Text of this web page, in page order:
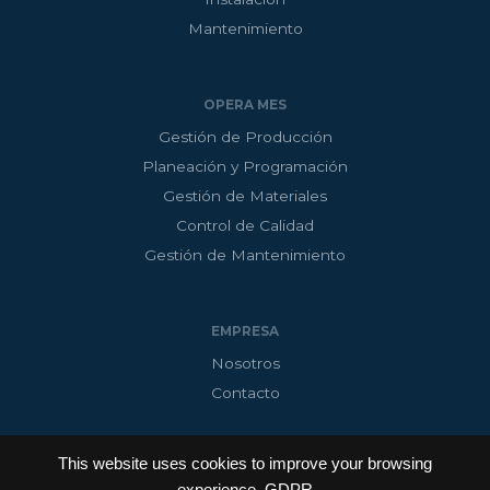
This website uses cookies to improve your browsing
Mantenimiento
OPERA MES
Gestión de Producción
Planeación y Programación
Gestión de Materiales
Control de Calidad
Gestión de Mantenimiento
EMPRESA
Nosotros
Contacto